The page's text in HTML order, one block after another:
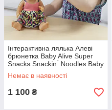
Інтерактивна лялька Алеві
брюнетка Baby Alive Super
Snacks Snackin ́ Noodles Baby
Немає в наявності
1 100 ₴